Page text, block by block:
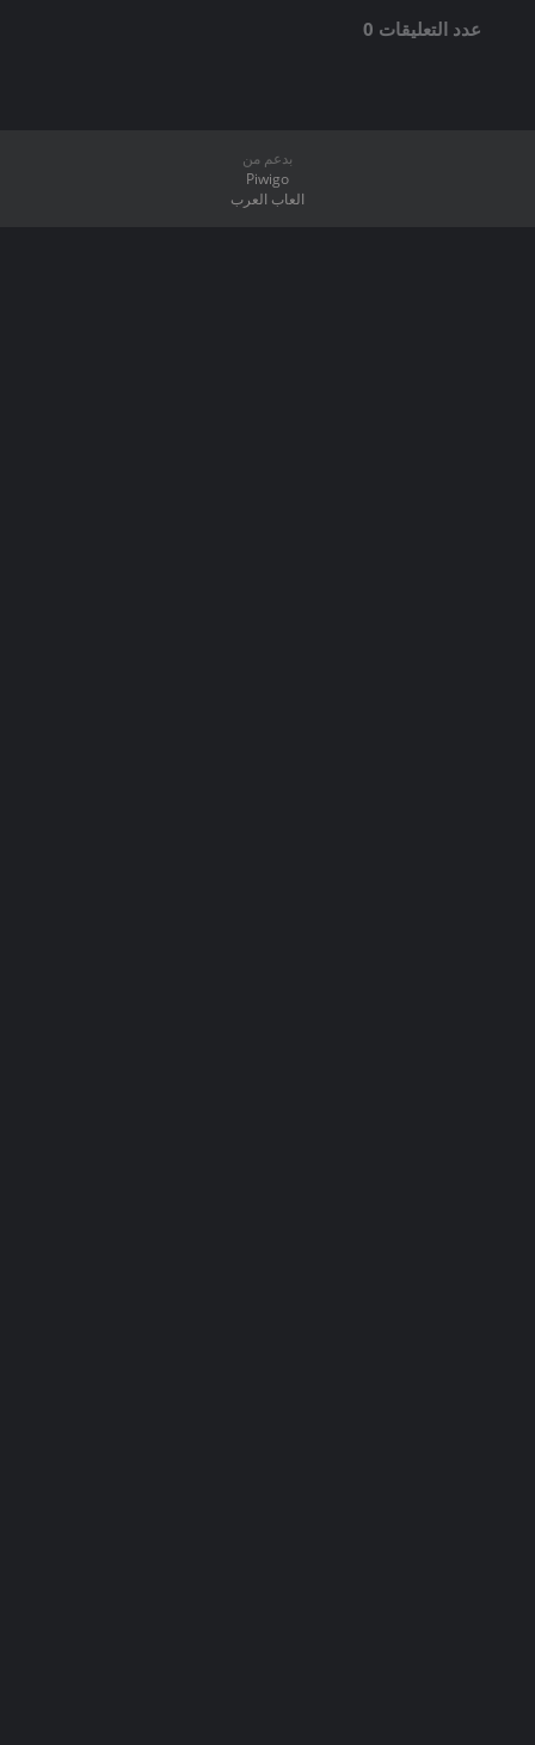
عدد التعليقات 0
بدعم من
Piwigo
العاب العرب